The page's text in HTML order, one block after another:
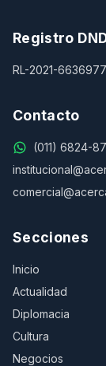
Registro
RL-2021-
Contacto
(011) 6824-
Secciones
Inicio
Actualidad
Diplomacia
Cultura
Negocios